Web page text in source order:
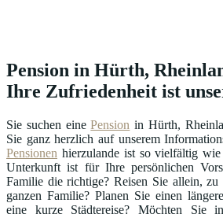
Pension in Hürth,
Ihre Zufriedenheit ist
Sie suchen einePension in Hürth,
Sie ganz herzlich auf unserem
Pensionen hierzulande ist so vielfältig
Unterkunft ist für Ihre persönlichen
Familie die richtige? Reisen Sie allein,
ganzen Familie? Planen Sie einen
eine kurze Städtereise? Möchten Sie